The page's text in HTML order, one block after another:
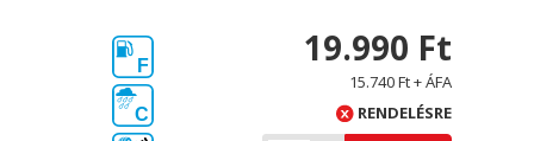
F
C
19.990 Ft
15.740 Ft + ÁFA
RENDELÉSRE